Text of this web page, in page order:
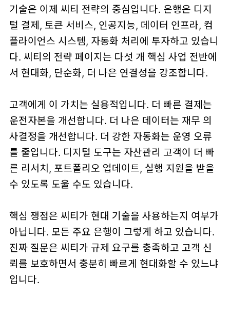
기술은 이제 씨티 전략의 중심입니다. 은행은 디지
털 결제, 토큰 서비스, 인공지능, 데이터 인프라, 컴
플라이언스 시스템, 자동화 처리에 투자하고 있습니
다. 씨티의 전략 페이지는 다섯 개 핵심 사업 전반에
서 현대화, 단순화, 더 나은 연결성을 강조합니다.
고객에게 이 가치는 실용적입니다. 더 빠른 결제는
운전자본을 개선합니다. 더 나은 데이터는 재무 의
사결정을 개선합니다. 더 강한 자동화는 운영 오류
를 줄입니다. 디지털 도구는 자산관리 고객이 더 빠
른 리서치, 포트폴리오 업데이트, 실행 지원을 받을
수 있도록 도울 수도 있습니다.
핵심 쟁점은 씨티가 현대 기술을 사용하는지 여부가
아닙니다. 모든 주요 은행이 그렇게 하고 있습니다.
진짜 질문은 씨티가 규제 요구를 충족하고 고객 신
뢰를 보호하면서 충분히 빠르게 현대화할 수 있느냐
입니다.